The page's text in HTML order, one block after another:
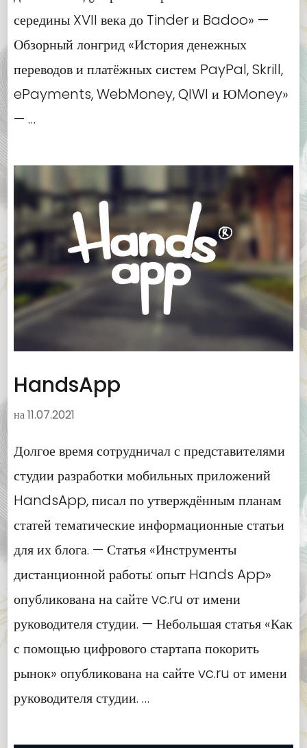
середины XVII века до Tinder и Badoo» —
Обзорный лонгрид «История денежных
переводов и платёжных систем PayPal, Skrill,
ePayments, WebMoney, QIWI и ЮMoney»
— …
HandsApp
на11.07.2021
Долгое время сотрудничал с представителями
студии разработки мобильных приложений
HandsApp, писал по утверждённым планам
статей тематические информационные статьи
для их блога. — Статья «Инструменты
дистанционной работы: опыт Hands App»
опубликована на сайте vc.ru от имени
руководителя студии. — Небольшая статья «Как
с помощью цифрового стартапа покорить
рынок» опубликована на сайте vc.ru от имени
руководителя студии. …